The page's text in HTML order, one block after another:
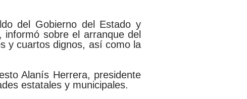
del Gobierno del Estado y
sobre el arranque del
y cuartos dignos, así como la
Alanís Herrera, presidente
estatales y municipales.